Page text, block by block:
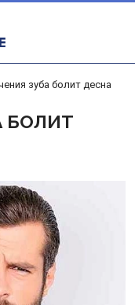
зуба болит десна
БОЛИТ